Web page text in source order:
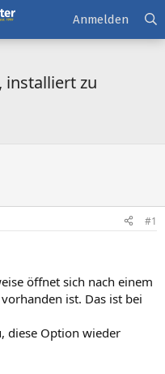
Anmelden
installiert zu
#1
öffnet sich nach einem
ist. Das ist bei
diese Option wieder